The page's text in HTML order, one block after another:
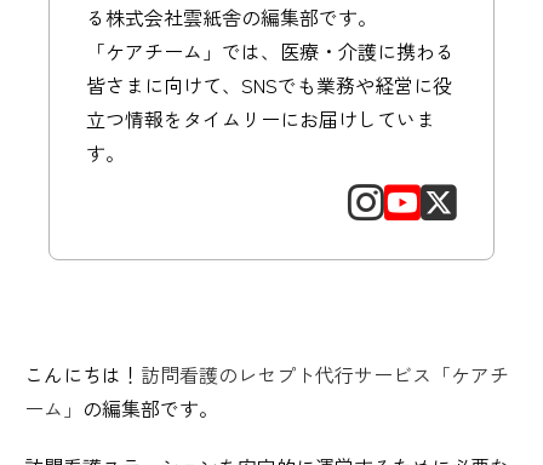
る株式会社雲紙舎の編集部です。
「ケアチーム」では、医療・介護に携わる
皆さまに向けて、SNSでも業務や経営に役
立つ情報をタイムリーにお届けしていま
す。
こんにちは！ 訪問看護のレセプト代行サービス「ケアチ
ーム」 の編集部です。